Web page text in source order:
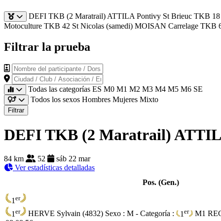
DEFI TKB (2 Maratrail) ATTILA Pontivy St Brieuc TKB 18
Motoculture TKB 42 St Nicolas (samedi) MOISAN Carrelage TKB
Filtrar la prueba
Nombre del participante / Dorsal
Ciudad / Club / Asociación / Empresa
Todas las categorías ES M0 M1 M2 M3 M4 M5 M6 SE
Todos los sexos Hombres Mujeres Mixto
Filtrar
DEFI TKB (2 Maratrail)
84 km 52
sáb 22 mar
Ver estadísticas detalladas
Pos. (Gen.)
1 er
1 er HERVE Sylvain (4832) Sexo : M - Categoría : 1 er M1